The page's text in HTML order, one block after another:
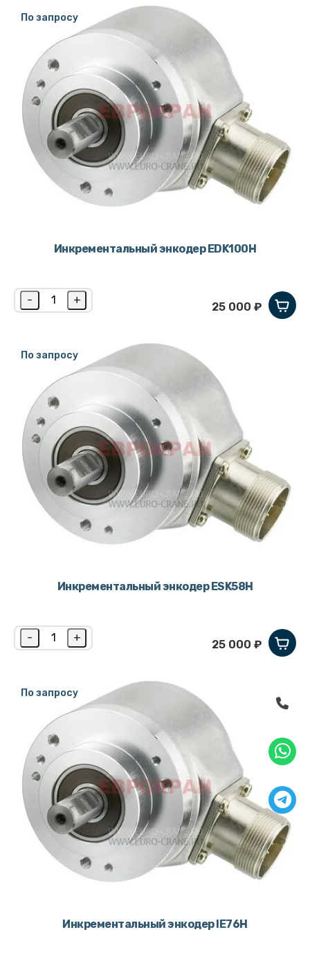
По запросу
Инкрементальный энкодер EDK100H
- +
25 000 ₽
По запросу
Инкрементальный энкодер ESK58H
- +
25 000 ₽
По запросу
Инкрементальный энкодер IE76H